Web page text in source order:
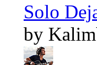
Solo
by